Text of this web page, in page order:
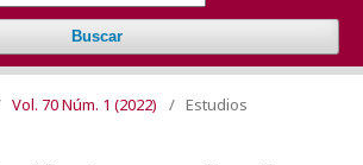
Buscar
Vol. 70 Núm. 1 (2022) / Estudios